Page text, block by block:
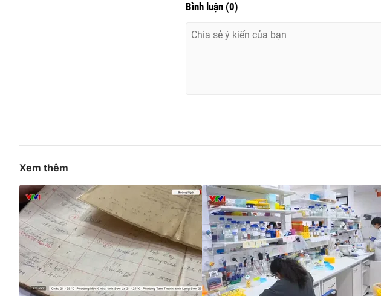
Bình luận (0)
Xem thêm